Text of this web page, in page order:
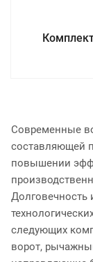
Современные
составляющей
повышении
Долговечность
следующих
ворот,